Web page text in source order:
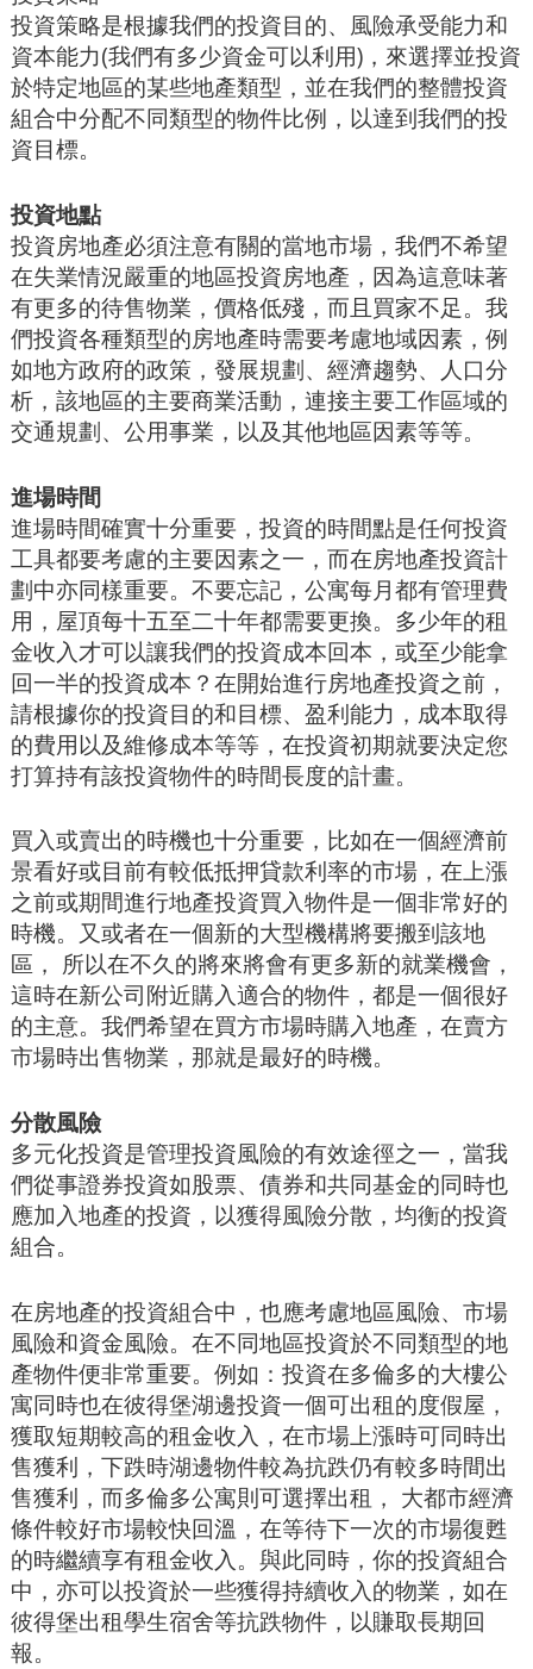
投資策略是根據我們的投資目的、風險承受能力和
資本能力(我們有多少資金可以利用)，來選擇並投資
於特定地區的某些地產類型，並在我們的整體投資
組合中分配不同類型的物件比例，以達到我們的投
資目標。
投資地點
投資房地產必須注意有關的當地市場，我們不希望
在失業情況嚴重的地區投資房地產，因為這意味著
有更多的待售物業，價格低殘，而且買家不足。我
們投資各種類型的房地產時需要考慮地域因素，例
如地方政府的政策，發展規劃、經濟趨勢、人口分
析，該地區的主要商業活動，連接主要工作區域的
交通規劃、公用事業，以及其他地區因素等等。
進場時間
進場時間確實十分重要，投資的時間點是任何投資
工具都要考慮的主要因素之一，而在房地產投資計
劃中亦同樣重要。不要忘記，公寓每月都有管理費
用，屋頂每十五至二十年都需要更換。多少年的租
金收入才可以讓我們的投資成本回本，或至少能拿
回一半的投資成本？在開始進行房地產投資之前，
請根據你的投資目的和目標、盈利能力，成本取得
的費用以及維修成本等等，在投資初期就要決定您
打算持有該投資物件的時間長度的計畫。
買入或賣出的時機也十分重要，比如在一個經濟前
景看好或目前有較低抵押貸款利率的市場，在上漲
之前或期間進行地產投資買入物件是一個非常好的
時機。又或者在一個新的大型機構將要搬到該地
區， 所以在不久的將來將會有更多新的就業機會，
這時在新公司附近購入適合的物件，都是一個很好
的主意。我們希望在買方市場時購入地產，在賣方
市場時出售物業，那就是最好的時機。
分散風險
多元化投資是管理投資風險的有效途徑之一，當我
們從事證券投資如股票、債券和共同基金的同時也
應加入地產的投資，以獲得風險分散，均衡的投資
組合。
在房地產的投資組合中，也應考慮地區風險、市場
風險和資金風險。在不同地區投資於不同類型的地
產物件便非常重要。例如：投資在多倫多的大樓公
寓同時也在彼得堡湖邊投資一個可出租的度假屋，
獲取短期較高的租金收入，在市場上漲時可同時出
售獲利，下跌時湖邊物件較為抗跌仍有較多時間出
售獲利，而多倫多公寓則可選擇出租， 大都市經濟
條件較好市場較快回溫，在等待下一次的市場復甦
的時繼續享有租金收入。與此同時，你的投資組合
中，亦可以投資於一些獲得持續收入的物業，如在
彼得堡出租學生宿舍等抗跌物件，以賺取長期回
報。